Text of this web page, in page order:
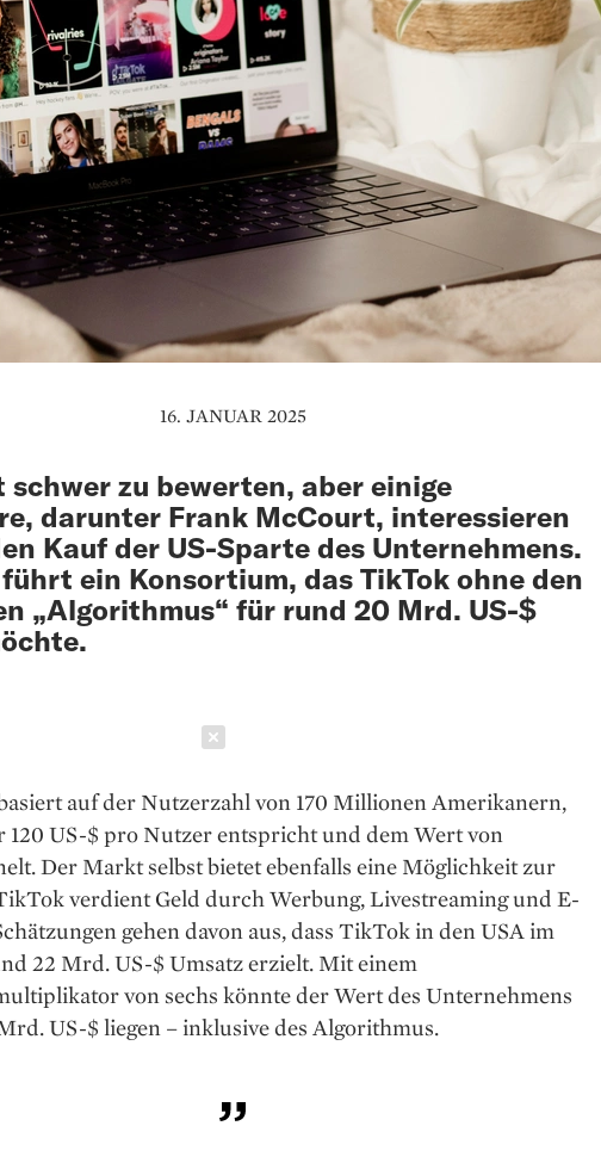
16. JANUAR 2025
schwer zu bewerten, aber einige
darunter Frank McCourt, interessieren
Kauf der US-Sparte des Unternehmens.
ein Konsortium, das TikTok ohne den
„Algorithmus“ für rund 20 Mrd. US-$
auf der Nutzerzahl von 170 Millionen Amerikanern,
120 US-$ pro Nutzer entspricht und dem Wert von
Der Markt selbst bietet ebenfalls eine Möglichkeit zur
verdient Geld durch Werbung, Livestreaming und E-
gehen davon aus, dass TikTok in den USA im
22 Mrd. US-$ Umsatz erzielt. Mit einem
von sechs könnte der Wert des Unternehmens
US-$ liegen – inklusive des Algorithmus.